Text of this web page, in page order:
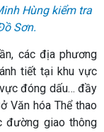
Hùng kiểm tra
Sơn.
các địa phương
tiết tại khu vực
đóng dấu… đầy
Văn hóa Thể thao
đường giao thông